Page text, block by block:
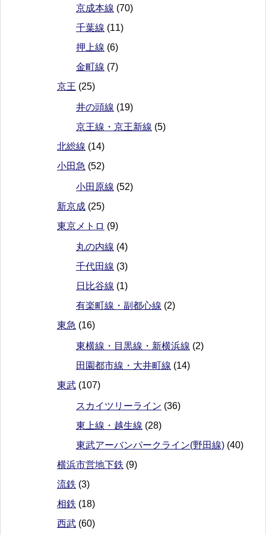
京成本線 (70)
千葉線 (11)
押上線 (6)
金町線 (7)
京王 (25)
井の頭線 (19)
京王線・京王新線 (5)
北総線 (14)
小田急 (52)
小田原線 (52)
新京成 (25)
東京メトロ (9)
丸の内線 (4)
千代田線 (3)
日比谷線 (1)
有楽町線・副都心線 (2)
東急 (16)
東横線・目黒線・新横浜線 (2)
田園都市線・大井町線 (14)
東武 (107)
スカイツリーライン (36)
東上線・越生線 (28)
東武アーバンパークライン(野田線) (40)
横浜市営地下鉄 (9)
流鉄 (3)
相鉄 (18)
西武 (60)